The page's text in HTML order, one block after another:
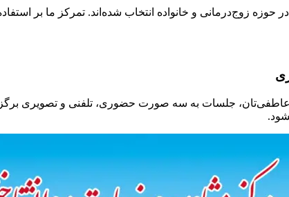
حوزه زوج‌درمانی و خانواده انتخاب شده‌اند. تمرکز ما بر
جلسات به سه صورت حضوری، تلفنی و تصویری